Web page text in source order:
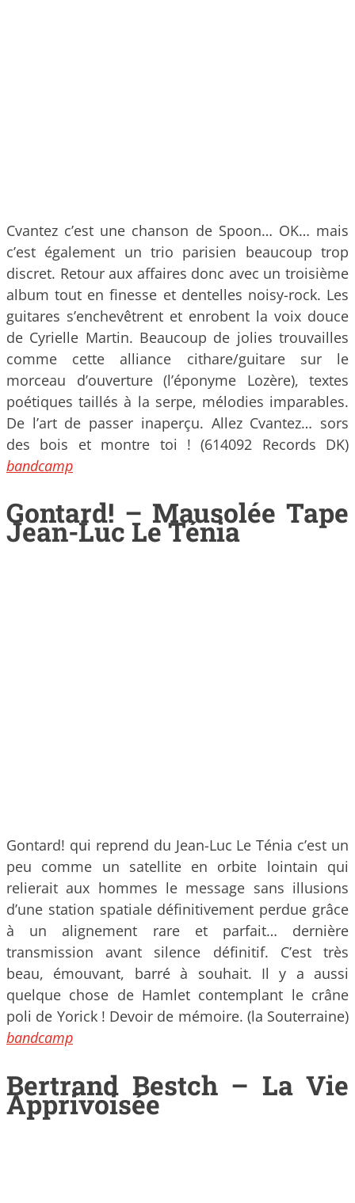
Cvantez c’est une chanson de Spoon… OK… mais
c’est également un trio parisien beaucoup trop
discret. Retour aux affaires donc avec un troisième
album tout en finesse et dentelles noisy-rock. Les
guitares s’enchevêtrent et enrobent la voix douce
de Cyrielle Martin. Beaucoup de jolies trouvailles
comme cette alliance cithare/guitare sur le
morceau d’ouverture (l’éponyme Lozère), textes
poétiques taillés à la serpe, mélodies imparables.
De l’art de passer inaperçu. Allez Cvantez… sors
des bois et montre toi ! (614092 Records DK)
bandcamp
Gontard! – Mausolée Tape
Jean-Luc Le Ténia
Gontard! qui reprend du Jean-Luc Le Ténia c’est un
peu comme un satellite en orbite lointain qui
relierait aux hommes le message sans illusions
d’une station spatiale définitivement perdue grâce
à un alignement rare et parfait… dernière
transmission avant silence définitif. C’est très
beau, émouvant, barré à souhait. Il y a aussi
quelque chose de Hamlet contemplant le crâne
poli de Yorick ! Devoir de mémoire. (la Souterraine)
bandcamp
Bertrand Bestch – La Vie
Apprivoisée